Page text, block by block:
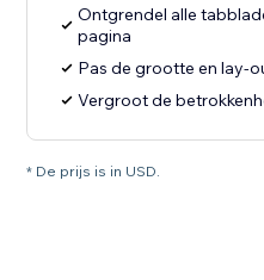
Ontgrendel alle
pagina
Pas de grootte en lay-
Vergroot de
* De prijs is in USD.